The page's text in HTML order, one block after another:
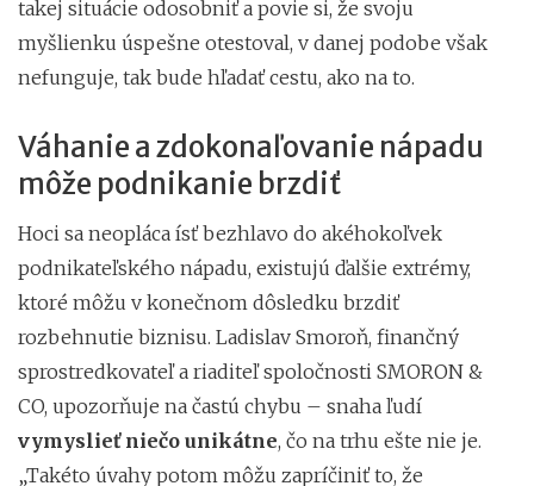
takej situácie odosobniť a povie si, že svoju
myšlienku úspešne otestoval, v danej podobe však
nefunguje, tak bude hľadať cestu, ako na to.
Váhanie a zdokonaľovanie nápadu
môže podnikanie brzdiť
Hoci sa neopláca ísť bezhlavo do akéhokoľvek
podnikateľského nápadu, existujú ďalšie extrémy,
ktoré môžu v konečnom dôsledku brzdiť
rozbehnutie biznisu. Ladislav Smoroň, finančný
sprostredkovateľ a riaditeľ spoločnosti SMORON &
CO, upozorňuje na častú chybu – snaha ľudí
vymyslieť niečo unikátne, čo na trhu ešte nie je.
„Takéto úvahy potom môžu zapríčiniť to, že